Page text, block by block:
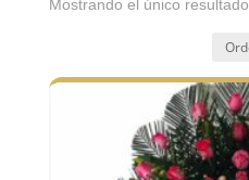
Mostrando el único resultado